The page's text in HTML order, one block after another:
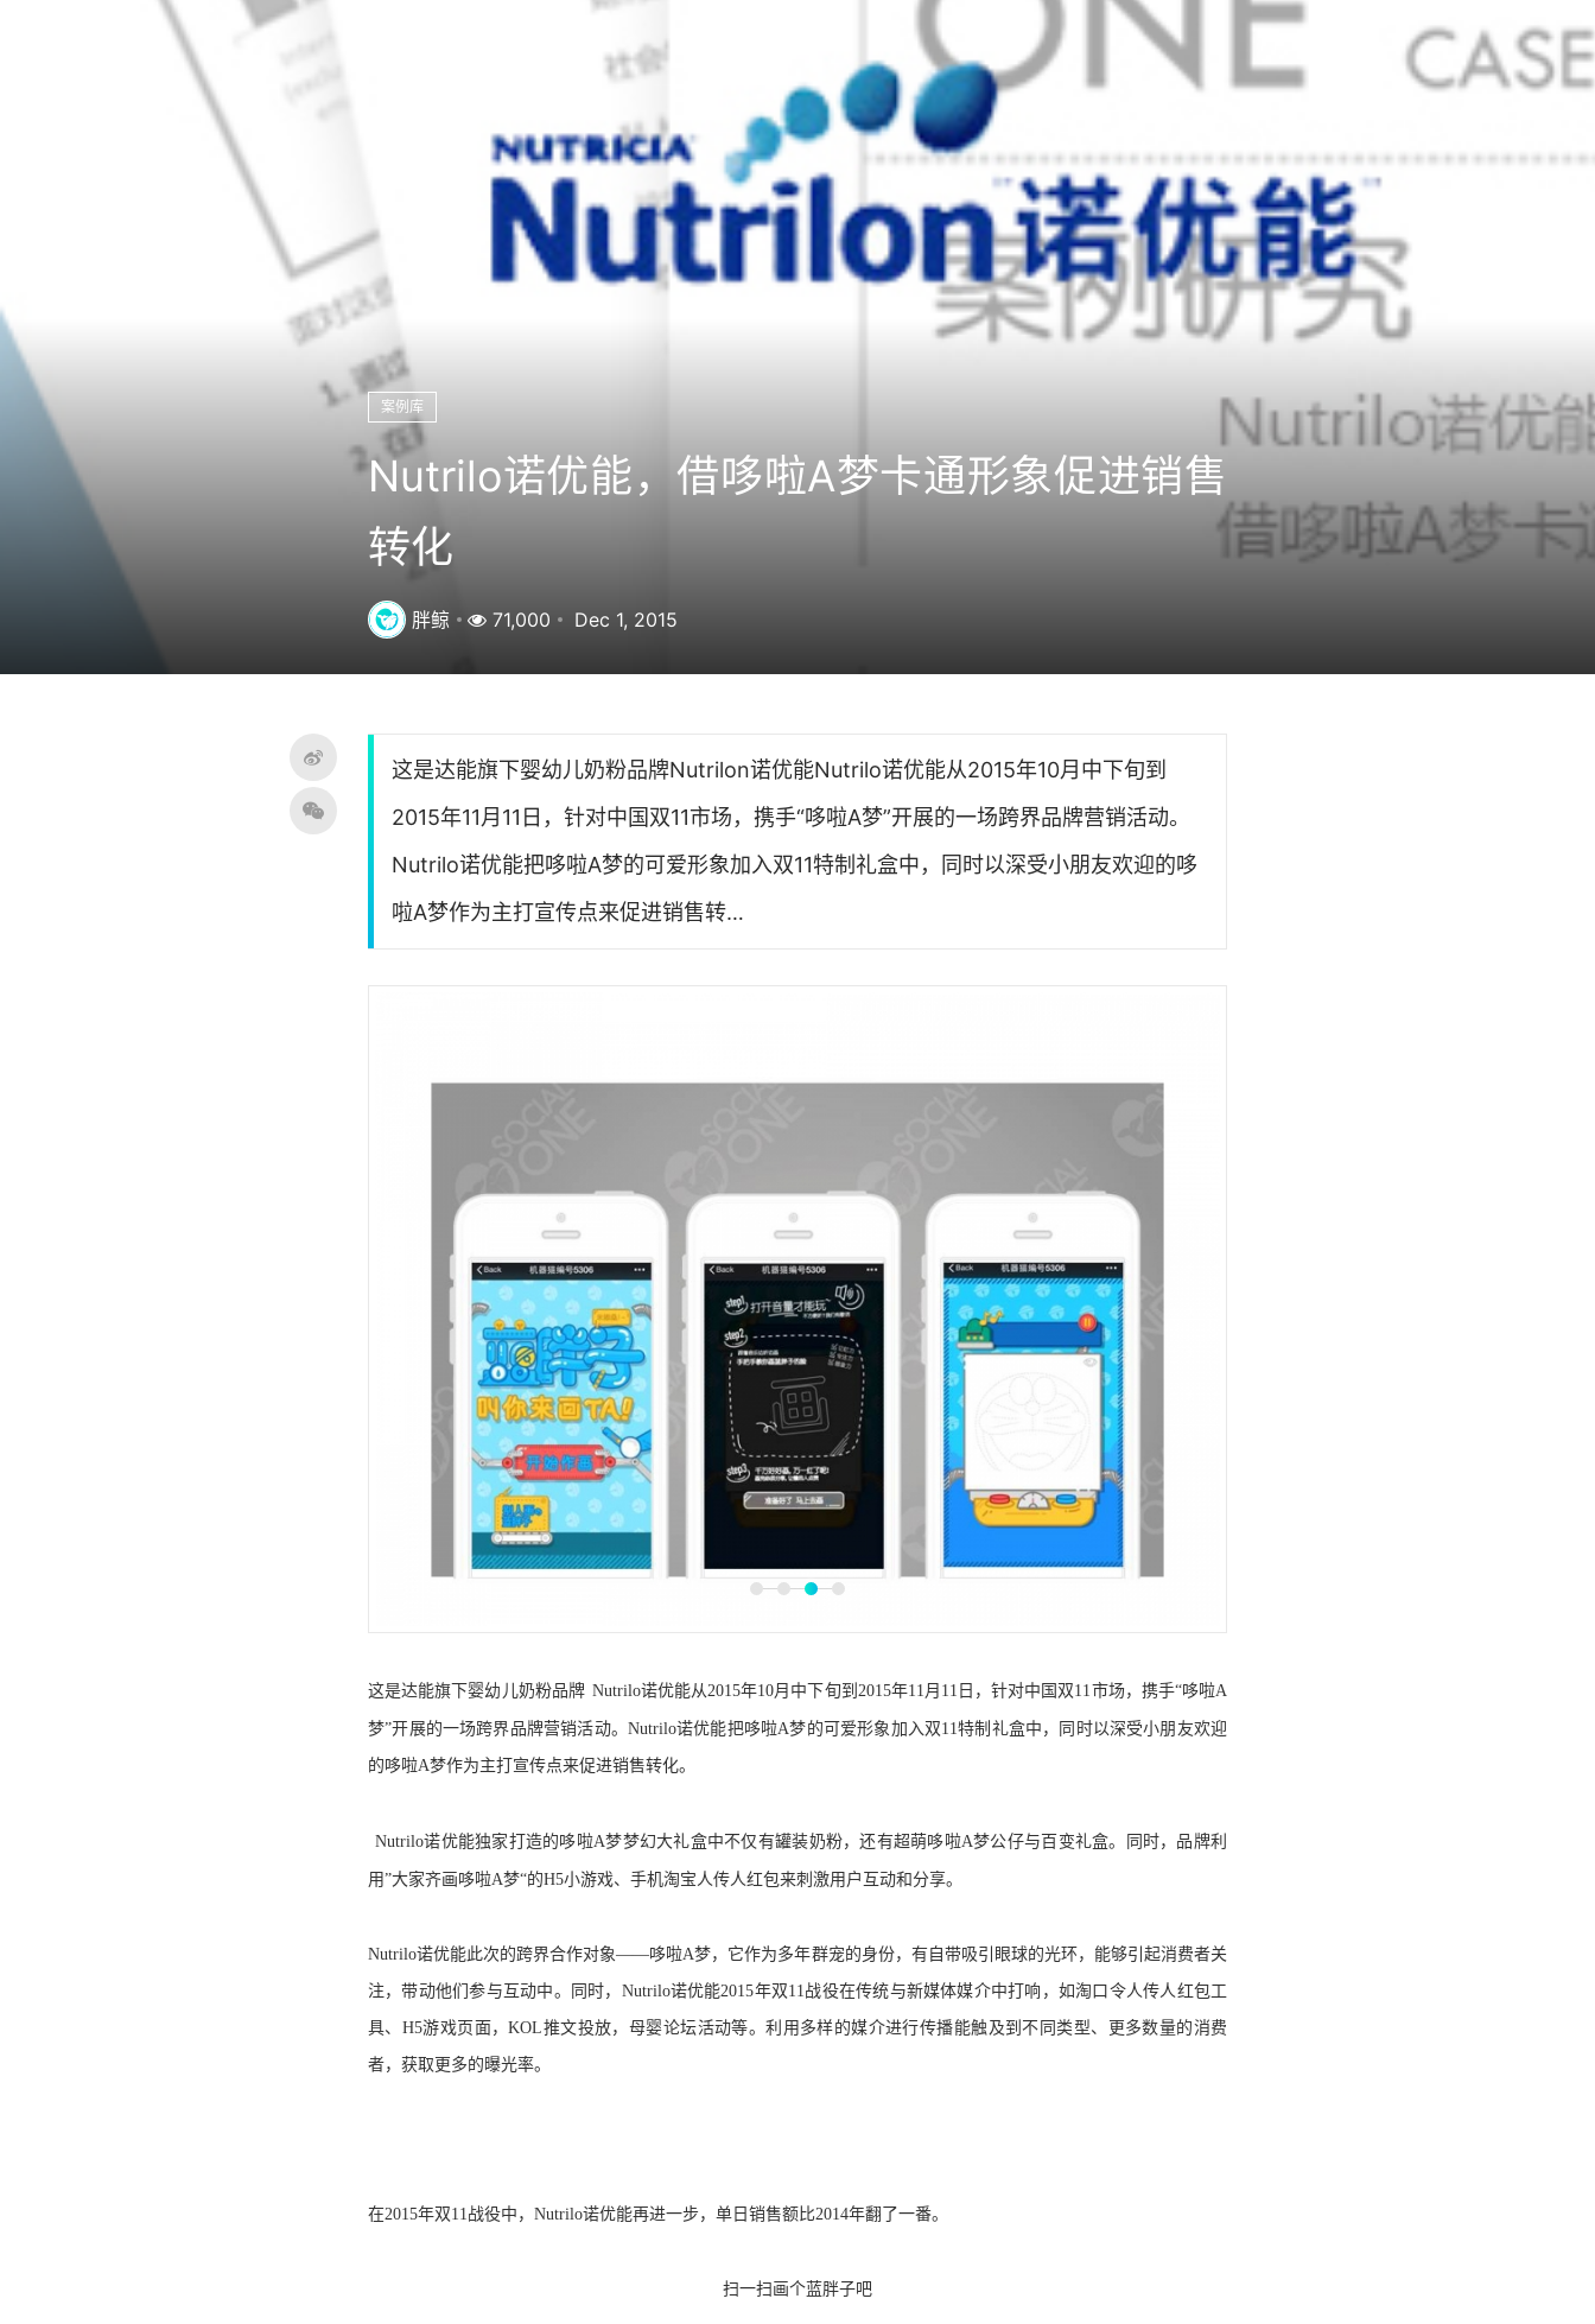
案例库
Nutrilo诺优能，借哆啦A梦卡通形象促进销售
转化
胖鲸 71,000 Dec 1, 2015
这是达能旗下婴幼儿奶粉品牌Nutrilon诺优能Nutrilo诺优能从2015年10月中下旬到
2015年11月11日，针对中国双11市场，携手“哆啦A梦”开展的一场跨界品牌营销活动。
Nutrilo诺优能把哆啦A梦的可爱形象加入双11特制礼盒中，同时以深受小朋友欢迎的哆
啦A梦作为主打宣传点来促进销售转…
这是达能旗下婴幼儿奶粉品牌 Nutrilo诺优能从2015年10月中下旬到2015年11月11日，针对中国双11市场，携手“哆啦A
梦”开展的一场跨界品牌营销活动。Nutrilo诺优能把哆啦A梦的可爱形象加入双11特制礼盒中，同时以深受小朋友欢迎
的哆啦A梦作为主打宣传点来促进销售转化。
Nutrilo诺优能独家打造的哆啦A梦梦幻大礼盒中不仅有罐装奶粉，还有超萌哆啦A梦公仔与百变礼盒。同时，品牌利
用”大家齐画哆啦A梦“的H5小游戏、手机淘宝人传人红包来刺激用户互动和分享。
Nutrilo诺优能此次的跨界合作对象——哆啦A梦，它作为多年群宠的身份，有自带吸引眼球的光环，能够引起消费者关
注，带动他们参与互动中。同时，Nutrilo诺优能2015年双11战役在传统与新媒体媒介中打响，如淘口令人传人红包工
具、H5游戏页面，KOL推文投放，母婴论坛活动等。利用多样的媒介进行传播能触及到不同类型、更多数量的消费
者，获取更多的曝光率。
在2015年双11战役中，Nutrilo诺优能再进一步，单日销售额比2014年翻了一番。
扫一扫画个蓝胖子吧